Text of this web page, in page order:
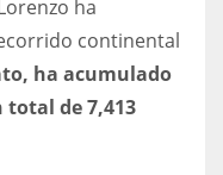
ha
continental
ha acumulado
de 7,413